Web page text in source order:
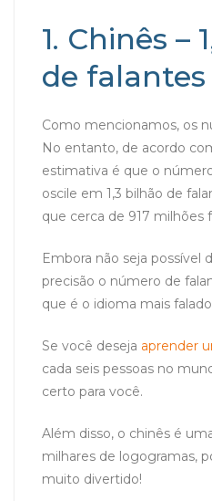
1. Chinês –
de
Como mencionamos, os
No entanto, de acordo
estimativa é que o
oscile em 1,3 bilhão de
que cerca de 917 milhões
Embora não seja possível
precisão o número de
que é o idioma mais
Se você deseja aprender
cada seis pessoas no
certo para você.
Além disso, o chinês é
milhares de logogramas,
muito divertido!